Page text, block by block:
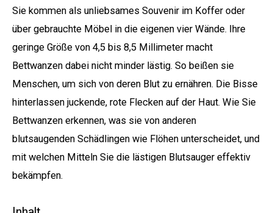
Sie kommen als unliebsames Souvenir im Koffer oder
über gebrauchte Möbel in die eigenen vier Wände. Ihre
geringe Größe von 4,5 bis 8,5 Millimeter macht
Bettwanzen dabei nicht minder lästig. So beißen sie
Menschen, um sich von deren Blut zu ernähren. Die Bisse
hinterlassen juckende, rote Flecken auf der Haut. Wie Sie
Bettwanzen erkennen, was sie von anderen
blutsaugenden Schädlingen wie Flöhen unterscheidet, und
mit welchen Mitteln Sie die lästigen Blutsauger effektiv
bekämpfen.